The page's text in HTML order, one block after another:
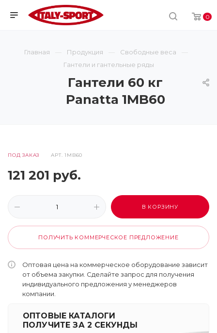
0
Главная Продукция
Свободные веса
Гантели и гантельные ряды
Гантели 60 кг
Panatta 1MB60
ПОД ЗАКАЗ АРТ.1MB60
121 201 руб.
В КОРЗИНУ
ПОЛУЧИТЬ КОММЕРЧЕСКОЕ ПРЕДЛОЖЕНИЕ
Оптовая цена на коммерческое оборудование зависит
от объема закупки. Сделайте запрос для получения
индивидуального предложения у менеджеров
компании.
ОПТОВЫЕ КАТАЛОГИ
ПОЛУЧИТЕ ЗА 2 СЕКУНДЫ